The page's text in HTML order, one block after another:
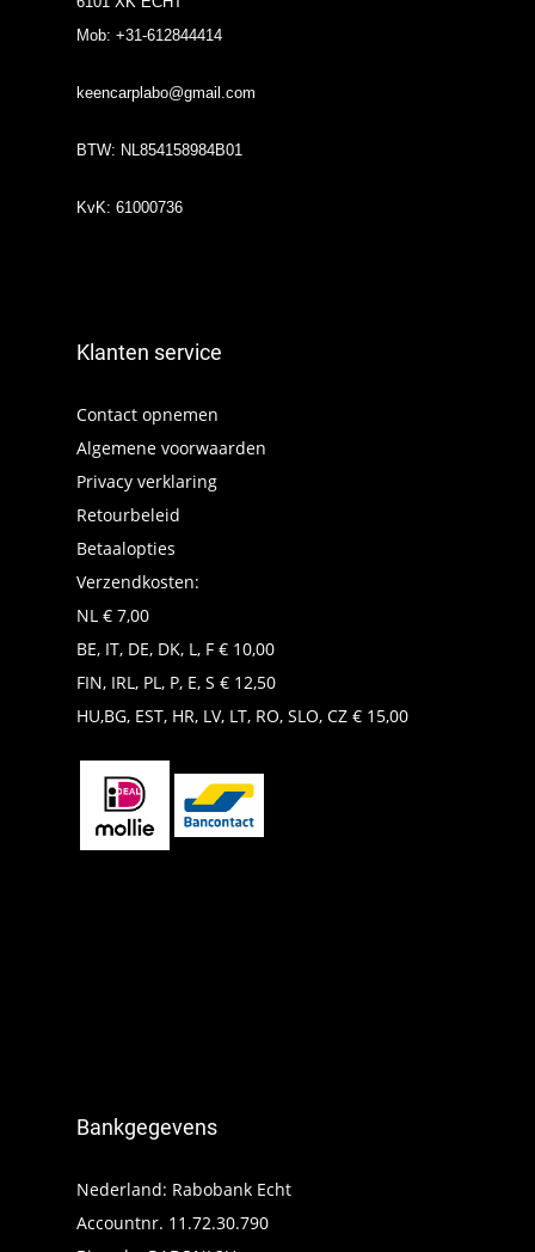
Mob: +31-612844414
keencarplabo@gmail.com
BTW: NL854158984B01
KvK: 61000736
Klanten service
Contact opnemen
Algemene voorwaarden
Privacy verklaring
Retourbeleid
Betaalopties
Verzendkosten:
NL € 7,00
BE, IT, DE, DK, L, F € 10,00
FIN, IRL, PL, P, E, S € 12,50
HU,BG, EST, HR, LV, LT, RO, SLO, CZ € 15,00
Bankgegevens
Nederland: Rabobank Echt
Accountnr. 11.72.30.790